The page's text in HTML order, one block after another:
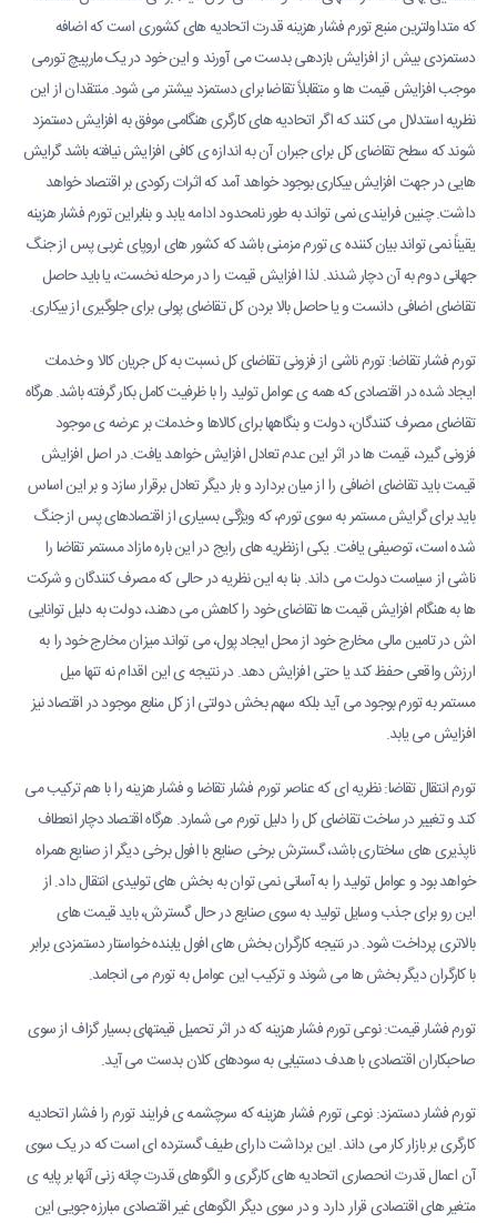
که متداولترین منبع تورم فشار هزینه قدرت اتحادیه های کشوری است که اضافه
دستمزدی بیش از افزایش بازدهی بدست می آورند و این خود در یک مارپیچ تورمی
موجب افزایش قیمت ها و متقابلاً تقاضا برای دستمزد بیشتر می شود. منتقدان از این
نظریه استدلال می کنند که اگر اتحادیه های کارگری هنگامی موفق به افزایش دستمزد
شوند که سطح تقاضای کل برای جبران آن به اندازه ی کافی افزایش نیافته باشد گرایش
هایی در جهت افزایش بیکاری بوجود خواهد آمد که اثرات رکودی بر اقتصاد خواهد
داشت. چنین فرایندی نمی تواند به طور نامحدود ادامه یابد و بنابراین تورم فشار هزینه
یقیناً نمی تواند بیان کننده ی تورم مزمنی باشد که کشور های اروپای غربی پس از جنگ
جهانی دوم به آن دچار شدند. لذا افزایش قیمت را در مرحله نخست، یا باید حاصل
تقاضای اضافی دانست و یا حاصل بالا بردن کل تقاضای پولی برای جلوگیری از بیکاری.
تورم فشار تقاضا: تورم ناشی از فزونی تقاضای کل نسبت به کل جریان کالا و خدمات
ایجاد شده در اقتصادی که همه ی عوامل تولید را با ظرفیت کامل بکار گرفته باشد. هرگاه
تقاضای مصرف کنندگان، دولت و بنگاهها برای کالاها و خدمات بر عرضه ی موجود
فزونی گیرد، قیمت ها در اثر این عدم تعادل افزایش خواهد یافت. در اصل افزایش
قیمت باید تقاضای اضافی را از میان بردارد و بار دیگر تعادل برقرار سازد و بر این اساس
باید برای گرایش مستمر به سوی تورم، که ویژگی بسیاری از اقتصادهای پس از جنگ
شده است، توصیفی یافت. یکی ازنظریه های رایج در این باره مازاد مستمر تقاضا را
ناشی از سیاست دولت می داند. بنا به این نظریه در حالی که مصرف کنندگان و شرکت
ها به هنگام افزایش قیمت ها تقاضای خود را کاهش می دهند، دولت به دلیل توانایی
اش در تامین مالی مخارج خود از محل ایجاد پول، می تواند میزان مخارج خود را به
ارزش واقعی حفظ کند یا حتی افزایش دهد. در نتیجه ی این اقدام نه تنها میل
مستمر به تورم بوجود می آید بلکه سهم بخش دولتی از کل منابع موجود در اقتصاد نیز
افزایش می یابد.
تورم انتقال تقاضا: نظریه ای که عناصر تورم فشار تقاضا و فشار هزینه را با هم ترکیب می
کند و تغییر در ساخت تقاضای کل را دلیل تورم می شمارد. هرگاه اقتصاد دچار انعطاف
ناپذیری های ساختاری باشد، گسترش برخی صنایع با افول برخی دیگر از صنایع همراه
خواهد بود و عوامل تولید را به آسانی نمی توان به بخش های تولیدی انتقال داد. از
این رو برای جذب وسایل تولید به سوی صنایع در حال گسترش، باید قیمت های
بالاتری پرداخت شود. در نتیجه کارگران بخش های افول یابنده خواستار دستمزدی برابر
با کارگران دیگر بخش ها می شوند و ترکیب این عوامل به تورم می انجامد.
تورم فشار قیمت: نوعی تورم فشار هزینه که در اثر تحمیل قیمتهای بسیار گزاف از سوی
صاحبکاران اقتصادی با هدف دستیابی به سودهای کلان بدست می آید.
تورم فشار دستمزد: نوعی تورم فشار هزینه که سرچشمه ی فرایند تورم را فشار اتحادیه
کارگری بر بازار کار می داند. این برداشت دارای طیف گسترده ای است که در یک سوی
آن اعمال قدرت انحصاری اتحادیه های کارگری و الگوهای قدرت چانه زنی آنها بر پایه ی
متغیر های اقتصادی قرار دارد و در سوی دیگر الگوهای غیر اقتصادی مبارزه جویی این